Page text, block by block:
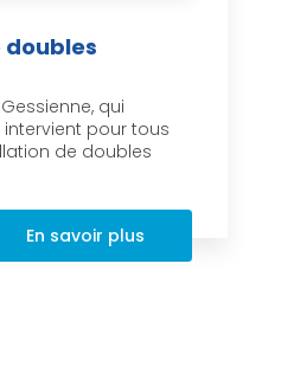
qui
pour tous
de doubles
En savoir plus